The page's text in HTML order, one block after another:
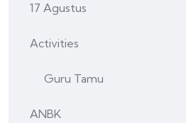
17 Agustus
Activities
Guru Tamu
ANBK